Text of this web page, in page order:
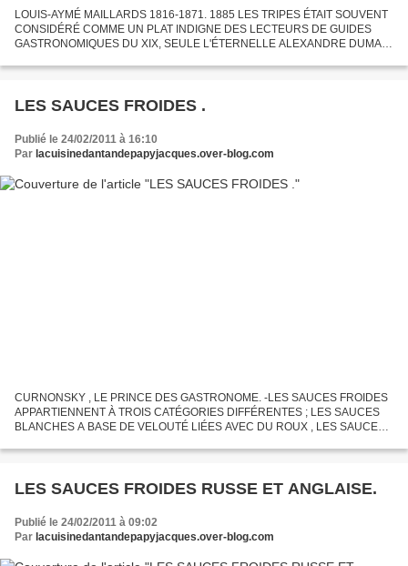
LOUIS-AYMÉ MAILLARDS 1816-1871. 1885 LES TRIPES ÉTAIT SOUVENT
CONSIDÉRÉ COMME UN PLAT INDIGNE DES LECTEURS DE GUIDES
GASTRONOMIQUES DU XIX, SEULE L'ÉTERNELLE ALEXANDRE DUMAS
DONNER LES RECETTES...
LES SAUCES FROIDES .
Publié le 24/02/2011 à 16:10
Par lacuisinedantandepapyjacques.over-blog.com
CURNONSKY , LE PRINCE DES GASTRONOME. -LES SAUCES FROIDES
APPARTIENNENT À TROIS CATÉGORIES DIFFÉRENTES ; LES SAUCES
BLANCHES A BASE DE VELOUTÉ LIÉES AVEC DU ROUX , LES SAUCE
LA SAUCE CHAUD-FROID...
LES SAUCES FROIDES RUSSE ET ANGLAISE.
Publié le 24/02/2011 à 09:02
Par lacuisinedantandepapyjacques.over-blog.com